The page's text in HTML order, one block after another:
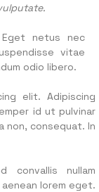
netus nec
vitae
odio libero.
elit. Adipiscing
id ut pulvinar
non, consequat. In
convallis nullam
lorem eget.